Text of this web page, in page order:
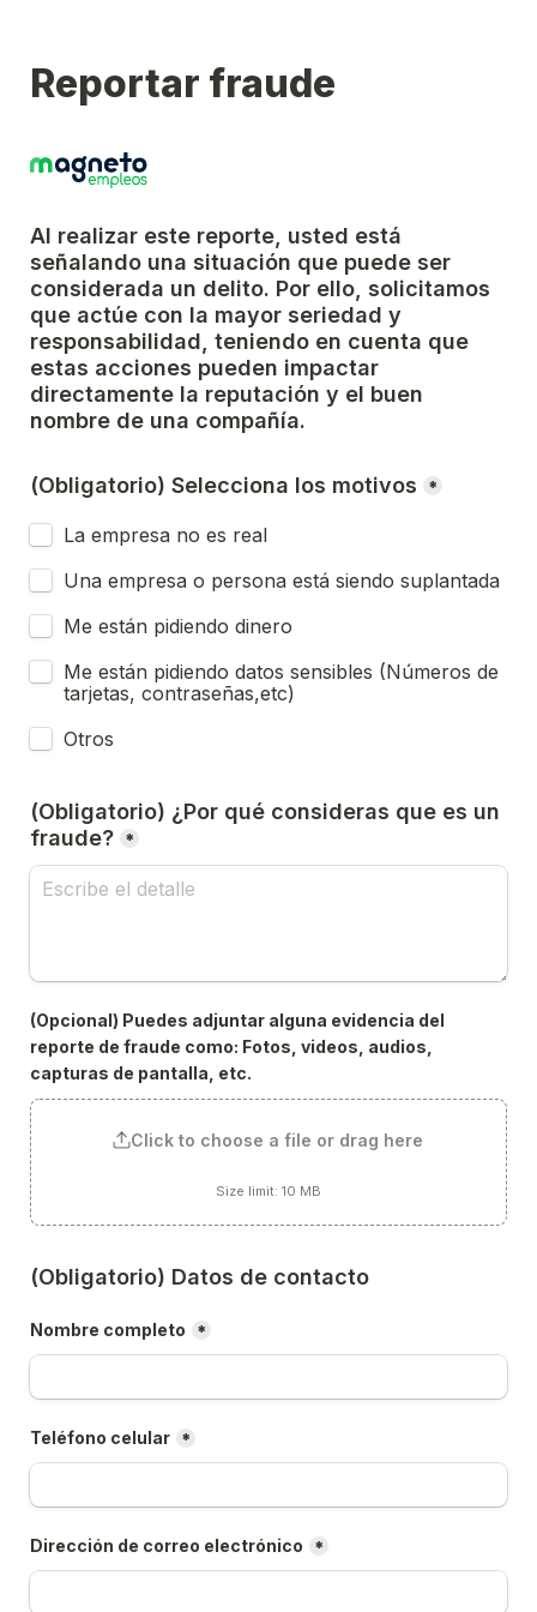
Reportar fraude
Al realizar este reporte, usted está
señalando una situación que puede ser
considerada un delito. Por ello, solicitamos
que actúe con la mayor seriedad y
responsabilidad, teniendo en cuenta que
estas acciones pueden impactar
directamente la reputación y el buen
nombre de una compañía.
(Obligatorio) Selecciona los motivos *
La empresa no es real
Una empresa o persona está siendo suplantada
Me están pidiendo dinero
Me están pidiendo datos sensibles (Números de
tarjetas, contraseñas,etc)
Otros
(Obligatorio) ¿Por qué consideras que es un
fraude? *
(Opcional) Puedes adjuntar alguna evidencia del
reporte de fraude como: Fotos, videos, audios,
capturas de pantalla, etc.
Click to choose a file or drag here
Size limit: 10 MB
(Obligatorio) Datos de contacto
Nombre completo *
Teléfono celular *
Dirección de correo electrónico *